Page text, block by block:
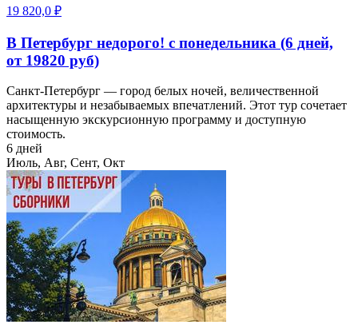
19 820,0 ₽
В Петербург недорого! с понедельника (6 дней,
от 19820 руб)
Санкт-Петербург — город белых ночей, величественной
архитектуры и незабываемых впечатлений. Этот тур сочетает
насыщенную экскурсионную программу и доступную
стоимость.
6 дней
Июль, Авг, Сент, Окт